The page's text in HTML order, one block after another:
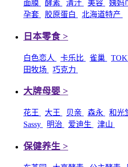
面膜 酵素 清汁 美容 姨妈
孕套
胶原蛋白 北海道特产
日本零食 >
白色恋人 卡乐比 雀巢
田牧场
巧克力
大牌母婴 >
花王 大王 贝亲 森永 和光
Sassy
明治 爱迪生 津山
保健养生 >